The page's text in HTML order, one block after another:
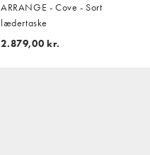
ARRANGE - Cove - Sort
lædertaske
2.879,00 kr.